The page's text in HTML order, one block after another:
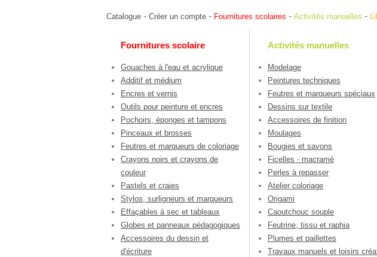
Catalogue - Créer un compte - Fournitures scolaires - Activités manuelles -
Fournitures scolaire
Gouaches à l'eau et acrylique
Additif et médium
Encres et vernis
Outils pour peinture et encres
Pochoirs, éponges et tampons
Pinceaux et brosses
Feutres et marqueurs de coloriage
Crayons noirs et crayons de
couleur
Pastels et craies
Stylos, surligneurs et marqueurs
Effaçables à sec et tableaux
Globes et panneaux pédagogiques
Accessoires du dessin et
d'écriture
Activités manuelles
Modelage
Peintures techniques
Feutres et marqueurs spéciaux
Dessins sur textile
Accessoires de finition
Moulages
Bougies et savons
Ficelles - macramé
Perles à repasser
Atelier coloriage
Origami
Caoutchouc souple
Feutrine, tissu et raphia
Plumes et paillettes
Travaux manuels et loisirs